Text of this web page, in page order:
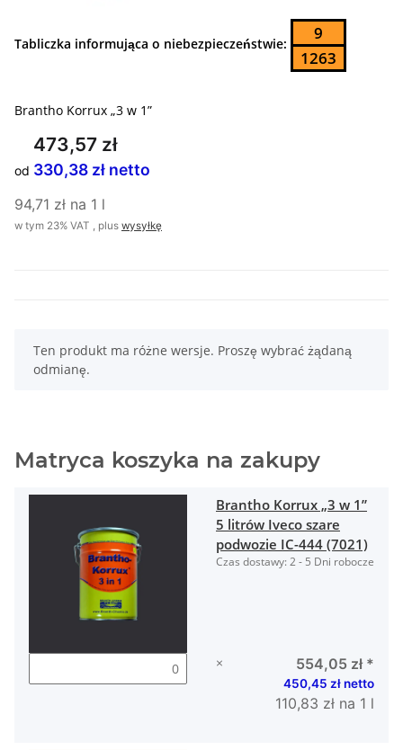
Tabliczka informująca o niebezpieczeństwie:
9
1263
Brantho Korrux „3 w 1”
od
473,57 zł
330,38 zł netto
94,71 zł na 1 l
w tym 23% VAT , plus wysyłkę
x
Ten produkt ma różne wersje. Proszę wybrać żądaną
odmianę.
Matryca koszyka na zakupy
Brantho Korrux „3 w 1”
5 litrów Iveco szare
podwozie IC-444 (7021)
Czas dostawy:2 - 5 Dni robocze
× 554,05 zł *
450,45 zł netto
110,83 zł na 1 l